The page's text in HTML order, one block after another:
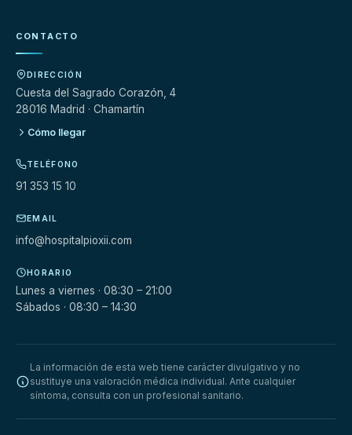
CONTACTO
DIRECCIÓN
Cuesta del Sagrado Corazón, 4
28016 Madrid · Chamartín
Cómo llegar
TELÉFONO
91 353 15 10
EMAIL
info@hospitalpioxii.com
HORARIO
Lunes a viernes · 08:30 – 21:00
Sábados · 08:30 – 14:30
La información de esta web tiene carácter divulgativo y no
sustituye una valoración médica individual. Ante cualquier
síntoma, consulta con un profesional sanitario.